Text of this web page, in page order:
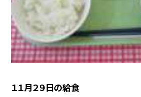
１１月２９日の給食